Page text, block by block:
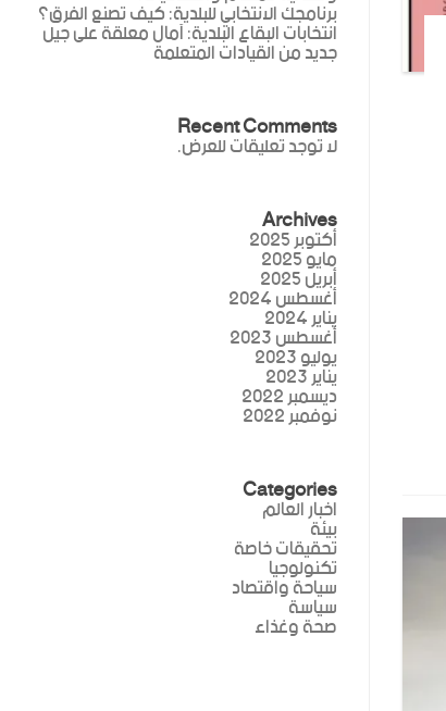
برنامجك الانتخابي للبلدية: كيف تصنع الفرق؟
انتخابات البقاع البلدية: آمال معلقة على جيل
جديد من القيادات المتعلمة
Recent Comments
لا توجد تعليقات للعرض.
Archives
أكتوبر 2025
مايو 2025
أبريل 2025
أغسطس 2024
يناير 2024
أغسطس 2023
يوليو 2023
يناير 2023
ديسمبر 2022
نوفمبر 2022
Categories
اخبار العالم
بيئة
تحقيقات خاصة
تكنولوجيا
سياحة واقتصاد
سياسة
صحة وغذاء